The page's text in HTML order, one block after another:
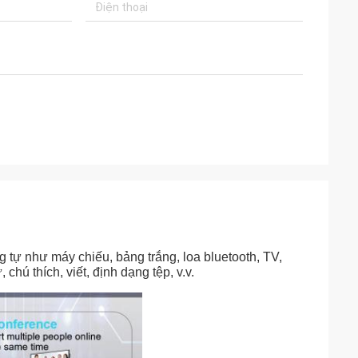
như máy chiếu, bảng trắng, loa bluetooth, TV,
thích, viết, định dạng tệp, v.v.